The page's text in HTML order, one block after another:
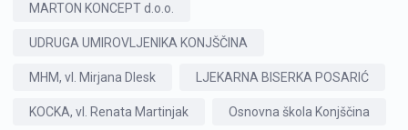
MARTON KONCEPT d.o.o.
UDRUGA UMIROVLJENIKA KONJŠČINA
MHM, vl. Mirjana Dlesk LJEKARNA BISERKA POSARIĆ
KOCKA, vl. Renata Martinjak Osnovna škola Konjščina